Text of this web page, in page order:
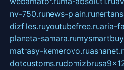
nv-750.runews-plain.ru
dizfiles.ruyoutubefree.ruaria-
planeta-samara.ru
matrasy-kemerovo.ru
dotcustoms.ru